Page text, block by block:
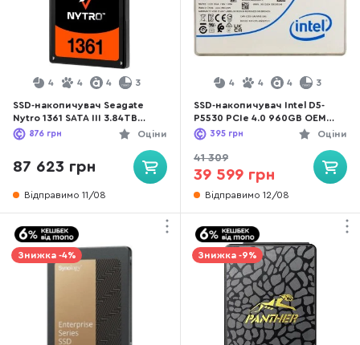
4 4 4 3
SSD-накопичувач Seagate
Nytro 1361 SATA III 3.84TB
(XA3840LE10006)
Оціни
876 грн
87 623 грн
Відправимо 11/08
4 4 4 3
SSD-накопичувач Intel D5-
P5530 PCIe 4.0 960GB OEM
(SSDPF2KX960HZN1)
Оціни
395 грн
41 309
39 599 грн
Відправимо 12/08
Знижка -4% Знижка -9%